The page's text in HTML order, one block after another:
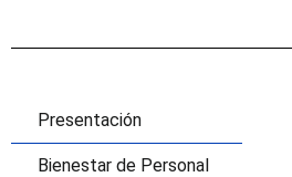
Presentación
Bienestar de Personal